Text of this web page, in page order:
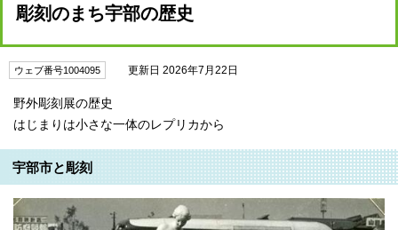
彫刻のまち宇部の歴史
ウェブ番号1004095 更新日 2026年7月22日
野外彫刻展の歴史
はじまりは小さな一体のレプリカから
宇部市と彫刻